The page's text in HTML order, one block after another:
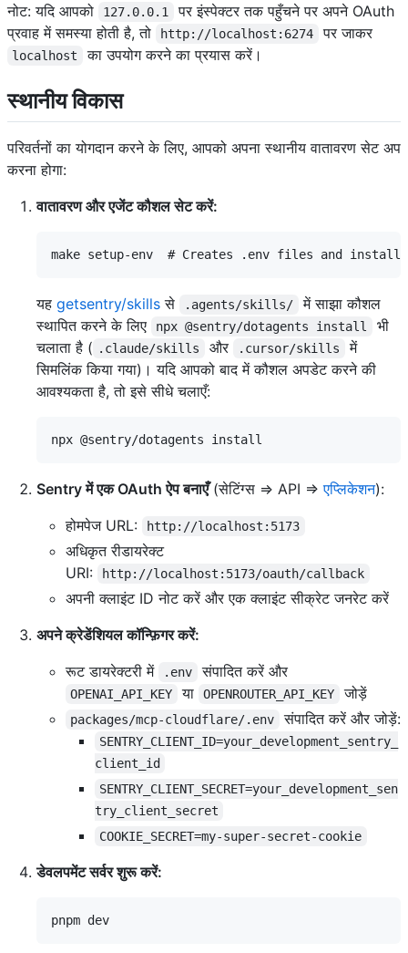
नोट: यदि आपको
127.0.0.1
पर इंस्पेक्टर तक पहुँचने पर अपने OAuth
प्रवाह में समस्या होती है, तो
http://localhost:6274 पर जाकर
localhost का उपयोग करने का प्रयास करें।
स्थानीय विकास
परिवर्तनों का योगदान करने के लिए, आपको अपना स्थानीय वातावरण सेट अप
करना होगा:
वातावरण और एजेंट कौशल सेट करें:
यह getsentry/skills से .agents/skills/
में साझा कौशल
स्थापित करने के लिए
npx @sentry/dotagents install
भी
चलाता है ( .claude/skills और .cursor/skills
में
सिमलिंक किया गया)। यदि आपको बाद में कौशल अपडेट करने की
आवश्यकता है, तो इसे सीधे चलाएँ:
Sentry में एक OAuth ऐप बनाएँ(सेटिंग्स => API =>एप्लिकेशन):
होमपेज URL:
http://localhost:5173
अधिकृत रीडायरेक्ट
URI:
http://localhost:5173/oauth/callback
अपनी क्लाइंट ID नोट करें और एक क्लाइंट सीक्रेट जनरेट करें
अपने क्रेडेंशियल कॉन्फ़िगर करें:
रूट डायरेक्टरी में
.env संपादित करें और
OPENAI_API_KEY या OPENROUTER_API_KEY जोड़ें
packages/mcp-cloudflare/.env संपादित करें और जोड़ें:
SENTRY_CLIENT_ID=your_development_sentry_
client_id
SENTRY_CLIENT_SECRET=your_development_sen
try_client_secret
COOKIE_SECRET=my-super-secret-cookie
डेवलपमेंट सर्वर शुरू करें: